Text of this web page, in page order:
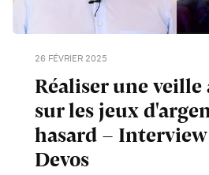
26 FÉVRIER 2025
Réaliser une
sur les jeux
hasard - Interview
Devos